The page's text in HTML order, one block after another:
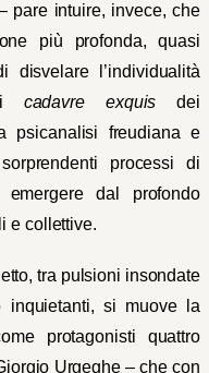
pare intuire, invece, che
più profonda, quasi
disvelare l’individualità
cadavre exquis dei
psicanalisi freudiana e
processi di
dal profondo
e collettive.
tra pulsioni insondate
inquietanti, si muove la
protagonisti quattro
Urgeghe – che con